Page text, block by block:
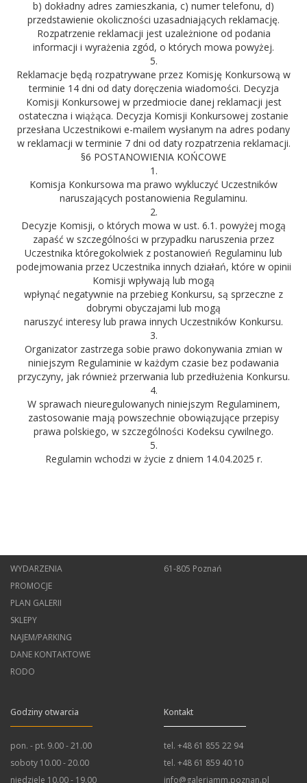
b) dokładny adres zamieszkania, c) numer telefonu, d)
przedstawienie okoliczności uzasadniających reklamację.
Rozpatrzenie reklamacji jest uzależnione od podania
informacji i wyrażenia zgód, o których mowa powyżej.
5.
Reklamacje będą rozpatrywane przez Komisję Konkursową w
terminie 14 dni od daty doręczenia wiadomości. Decyzja
Komisji Konkursowej w przedmiocie danej reklamacji jest
ostateczna i wiążąca. Decyzja Komisji Konkursowej zostanie
przesłana Uczestnikowi e-mailem wysłanym na adres podany
w reklamacji w terminie 7 dni od daty rozpatrzenia reklamacji.
§6 POSTANOWIENIA KOŃCOWE
1.
Komisja Konkursowa ma prawo wykluczyć Uczestników
naruszających postanowienia Regulaminu.
2.
Decyzje Komisji, o których mowa w ust. 6.1. powyżej mogą
zapaść w szczególności w przypadku naruszenia przez
Uczestnika któregokolwiek z postanowień Regulaminu lub
podejmowania przez Uczestnika innych działań, które w opinii
Komisji wpływają lub mogą
wpłynąć negatywnie na przebieg Konkursu, są sprzeczne z
dobrymi obyczajami lub mogą
naruszyć interesy lub prawa innych Uczestników Konkursu.
3.
Organizator zastrzega sobie prawo dokonywania zmian w
niniejszym Regulaminie w każdym czasie bez podawania
przyczyny, jak również przerwania lub przedłużenia Konkursu.
4.
W sprawach nieuregulowanych niniejszym Regulaminem,
zastosowanie mają powszechnie obowiązujące przepisy
prawa polskiego, w szczególności Kodeksu cywilnego.
5.
Regulamin wchodzi w życie z dniem 14.04.2025 r.
WYDARZENIA
PROMOCJE
PLAN GALERII
SKLEPY
NAJEM/PARKING
DANE KONTAKTOWE
RODO
61-805 Poznań
Godziny otwarcia
pon. - pt. 9.00 - 21.00
soboty 10.00 - 20.00
niedziele 10.00 - 19.00
Kontakt
tel. +48 61 855 22 94
tel. +48 61 859 40 10
info@galeriamm.poznan.pl